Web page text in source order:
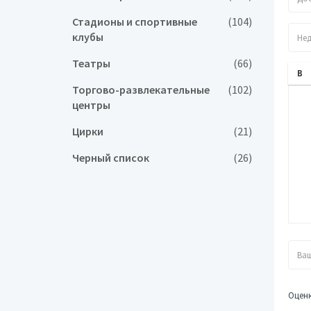
Стадионы и спортивные
клубы
(104)
Театры
(66)
Торгово-развлекательные
центры
(102)
Цирки
(21)
Черный список
(26)